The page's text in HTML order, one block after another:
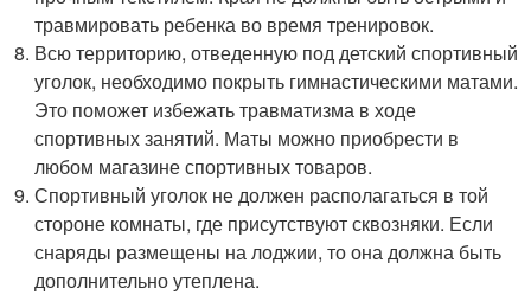
травмировать ребенка во время тренировок.
Всю территорию, отведенную под детский спортивный
уголок, необходимо покрыть гимнастическими матами.
Это поможет избежать травматизма в ходе
спортивных занятий. Маты можно приобрести в
любом магазине спортивных товаров.
Спортивный уголок не должен располагаться в той
стороне комнаты, где присутствуют сквозняки. Если
снаряды размещены на лоджии, то она должна быть
дополнительно утеплена.